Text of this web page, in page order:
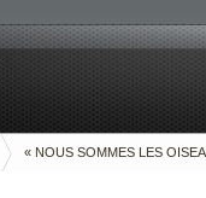
« NOUS SOMMES LES